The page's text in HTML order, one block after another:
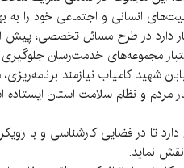
انسانی و اجتماعی خود را به
دارد در طرح مسائل تخصصی،
مجموعه‌های خدمت‌رسان
شهید کامیاب نیازمند
مردم و نظام سلامت استان
تا در فضایی کارشناسی و با
نماید.